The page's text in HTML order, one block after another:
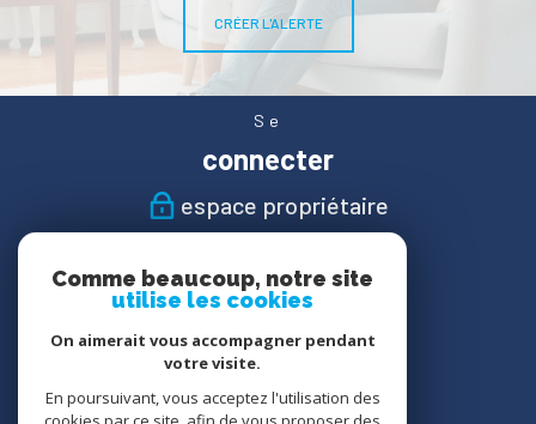
CRÉER L'ALERTE
Se
connecter
espace propriétaire
suivre
Nous
Comme beaucoup, notre site
utilise les cookies
On aimerait vous accompagner pendant
votre visite.
En poursuivant, vous acceptez l'utilisation des